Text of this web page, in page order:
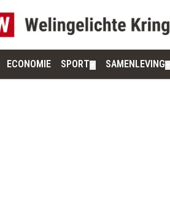
ECONOMIE SPORT SAMENLEVING